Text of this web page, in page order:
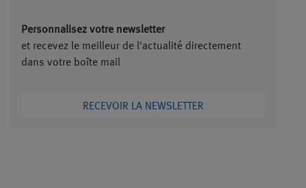
Personnalisez votre newsletter
et recevez le meilleur de l'actualité directement
dans votre boîte mail
RECEVOIR LA NEWSLETTER